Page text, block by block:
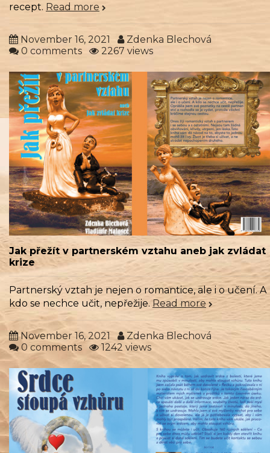
recept. Read more
November 16, 2021
Zdenka Blechová
0 comments
2267 views
Jak přežít v partnerském vztahu aneb jak zvládat
krize
Partnerský vztah je nejen o romantice, ale i o učení. A
kdo se nechce učit, nepřežije. Read more
November 16, 2021
Zdenka Blechová
0 comments
1242 views